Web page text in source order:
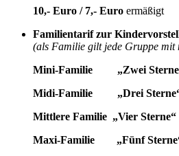
10,- Euro / 7,- Euro ermäßigt
Familientarif zur
(als Familie gilt jede Gruppe mit
Mini-Familie „Zwei
Midi-Familie „Drei
Mittlere Familie „Vier
Maxi-Familie „Fünf